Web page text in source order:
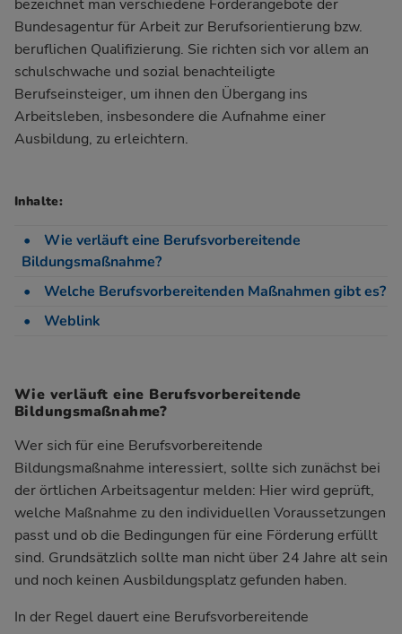
bezeichnet man verschiedene Förderangebote der
Bundesagentur für Arbeit zur Berufsorientierung bzw.
beruflichen Qualifizierung. Sie richten sich vor allem an
schulschwache und sozial benachteiligte
Berufseinsteiger, um ihnen den Übergang ins
Arbeitsleben, insbesondere die Aufnahme einer
Ausbildung, zu erleichtern.
Inhalte:
Wie verläuft eine Berufsvorbereitende
Bildungsmaßnahme?
Welche Berufsvorbereitenden Maßnahmen gibt es?
Weblink
Wie verläuft eine Berufsvorbereitende
Bildungsmaßnahme?
Wer sich für eine Berufsvorbereitende
Bildungsmaßnahme interessiert, sollte sich zunächst bei
der örtlichen Arbeitsagentur melden: Hier wird geprüft,
welche Maßnahme zu den individuellen Voraussetzungen
passt und ob die Bedingungen für eine Förderung erfüllt
sind. Grundsätzlich sollte man nicht über 24 Jahre alt sein
und noch keinen Ausbildungsplatz gefunden haben.
In der Regel dauert eine Berufsvorbereitende